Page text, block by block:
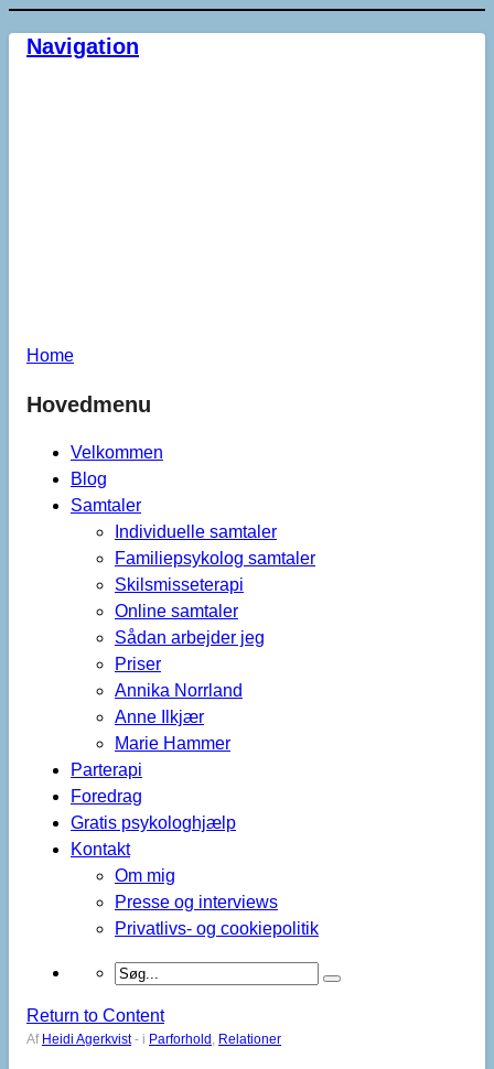
Navigation
Home
Hovedmenu
Velkommen
Blog
Samtaler
Individuelle samtaler
Familiepsykolog samtaler
Skilsmisseterapi
Online samtaler
Sådan arbejder jeg
Priser
Annika Norrland
Anne Ilkjær
Marie Hammer
Parterapi
Foredrag
Gratis psykologhjælp
Kontakt
Om mig
Presse og interviews
Privatlivs- og cookiepolitik
Return to Content
Af Heidi Agerkvist - i Parforhold , Relationer